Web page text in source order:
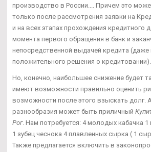
производство в России.... Причем это
только после рассмотрения заявки на
и на всех этапах прохождения кредитного
момента первого обращения в банк и
непосредственной выдачей кредита (даже
положительного решения о кредитовании).
Но, конечно, наибольшее снижение будет
имеют возможности правильно оценить
возможности после этого взыскать долг.
разнообразия может быть приличный
Рог. Нам потребуется: 4 молодых кабачка 1
1 зубец чеснока 4 плавленных сырка ( 1
Также предлагается включить в